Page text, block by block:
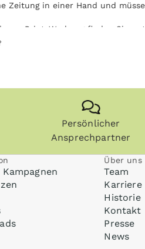
Zeitung in einer Hand und
Print-Werbung finden Sie
Persönlicher
Ansprechpartner
Über uns
Team
Karriere
Historie
Kontakt
Presse
News